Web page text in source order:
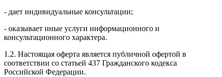
- дает индивидуальные консультации;
- оказывает иные услуги информационного и
консультационного характера.
1.2. Настоящая оферта является публичной офертой в
соответствии со статьей 437 Гражданского кодекса
Российской Федерации.